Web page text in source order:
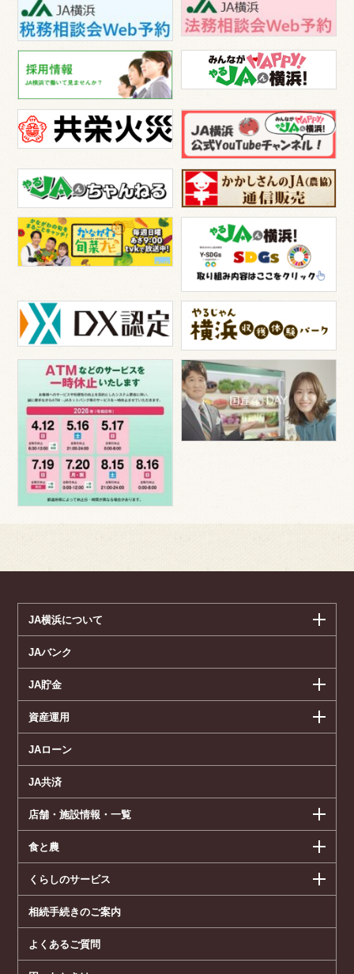
JA横浜について
JAバンク
JA貯金
資産運用
JAローン
JA共済
店舗・施設情報・一覧
食と農
くらしのサービス
相続手続きのご案内
よくあるご質問